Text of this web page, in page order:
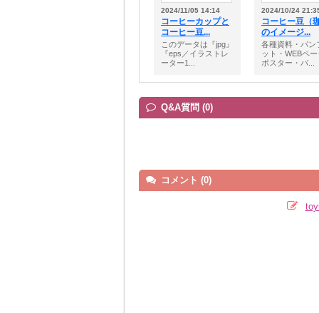
2024/11/05 14:14
コーヒーカップと
コーヒー豆...
このデータは『jpg』
『eps／イラストレ
ーター1...
2024/10/24
コーヒー豆（
のイメージ...
各種資料・パン
ット・WEBペ
ポスター・バ...
Q&A質問 (0)
コメント (0)